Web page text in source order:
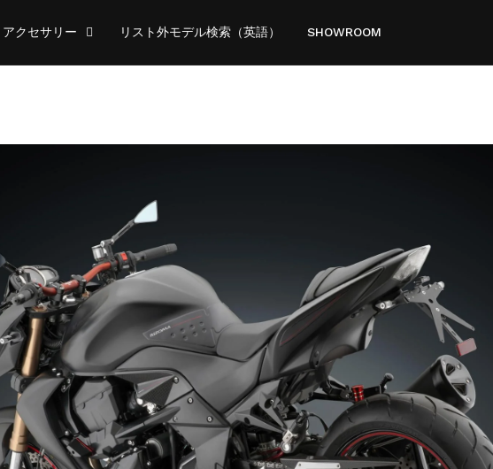
アクセサリー リスト外モデル検索（英語） SHOWROOM